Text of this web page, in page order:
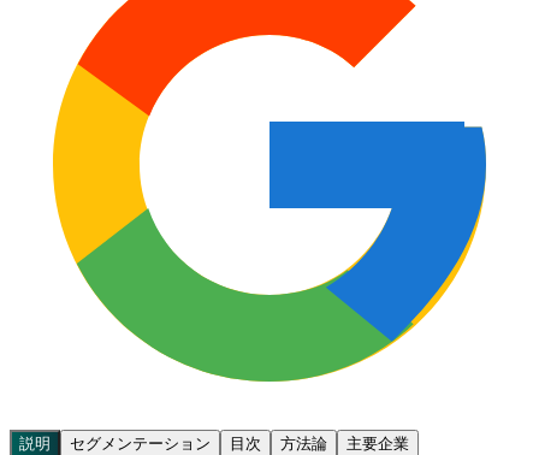
説明 セグメンテーション 目次 方法論
主要企業